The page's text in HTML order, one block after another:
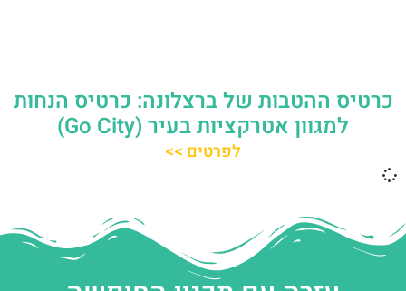
כרטיס ההטבות של ברצלונה: כרטיס הנחות
למגוון אטרקציות בעיר (Go City)
לפרטים >>